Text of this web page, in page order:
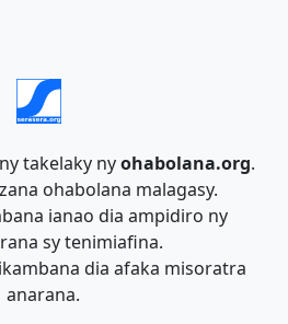
takelaky nyohabolana.org.
ohabolana malagasy.
ianao dia ampidiro ny
sy tenimiafina.
dia afaka misoratra
anarana.